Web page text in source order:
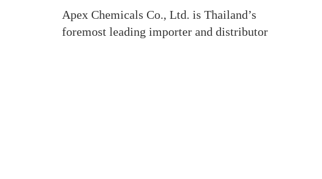
Apex Chemicals Co., Ltd. is Thailand’s
foremost leading importer and distributor